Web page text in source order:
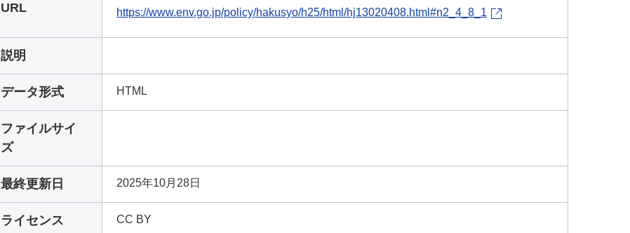
URL https://www.env.go.jp/policy/hakusyo/h25/html/hj13020408.html#n2_4_8_1
説明
データ形式 HTML
ファイルサイ
ズ
最終更新日 2025年10月28日
ライセンス CC BY